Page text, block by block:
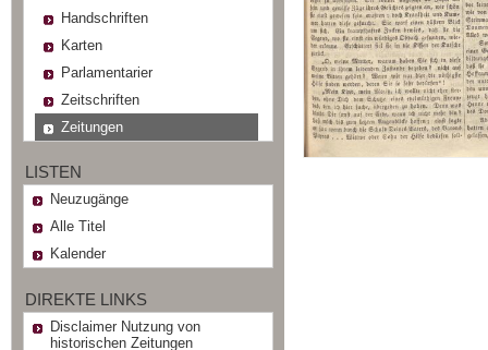
Handschriften
Karten
Parlamentarier
Zeitschriften
Zeitungen
LISTEN
Neuzugänge
Alle Titel
Kalender
DIREKTE LINKS
Disclaimer Nutzung von
historischen Zeitungen